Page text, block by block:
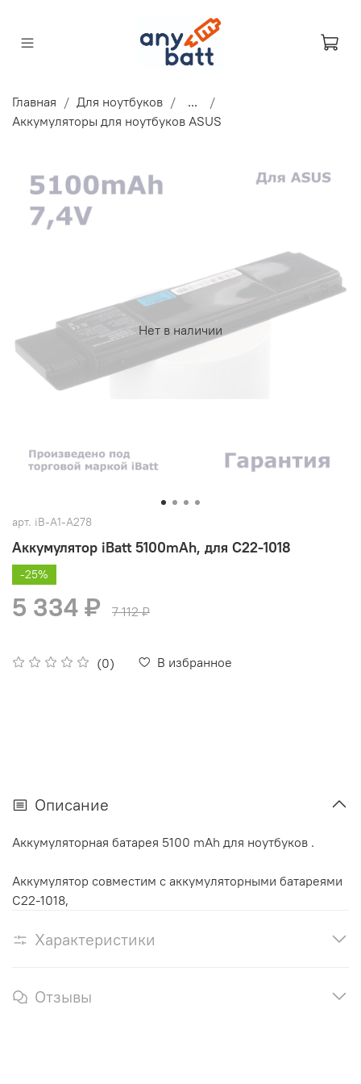
Главная Для ноутбуков
...
Аккумуляторы для ноутбуков ASUS
Нет в наличии
арт. iB-A1-A278
Аккумулятор iBatt 5100mAh, для C22-1018
(0) В избранное
-25%
5 334 ₽ 7 112 ₽
Описание
Аккумуляторная батарея 5100 mAh для ноутбуков .
Аккумулятор cовместим с аккумуляторными батареями
C22-1018,
Характеристики
Отзывы